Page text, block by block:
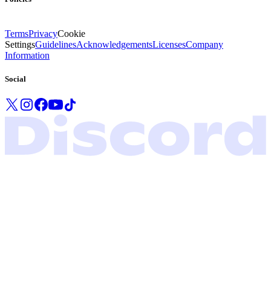
TermsPrivacyCookie
SettingsGuidelinesAcknowledgementsLicensesCompany
Information
Social